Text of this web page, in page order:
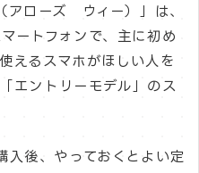
ローズ ウィー）」は、
ートフォンで、主に初め
えるスマホがほしい人を
エントリーモデル」のス
後、やっておくとよい定